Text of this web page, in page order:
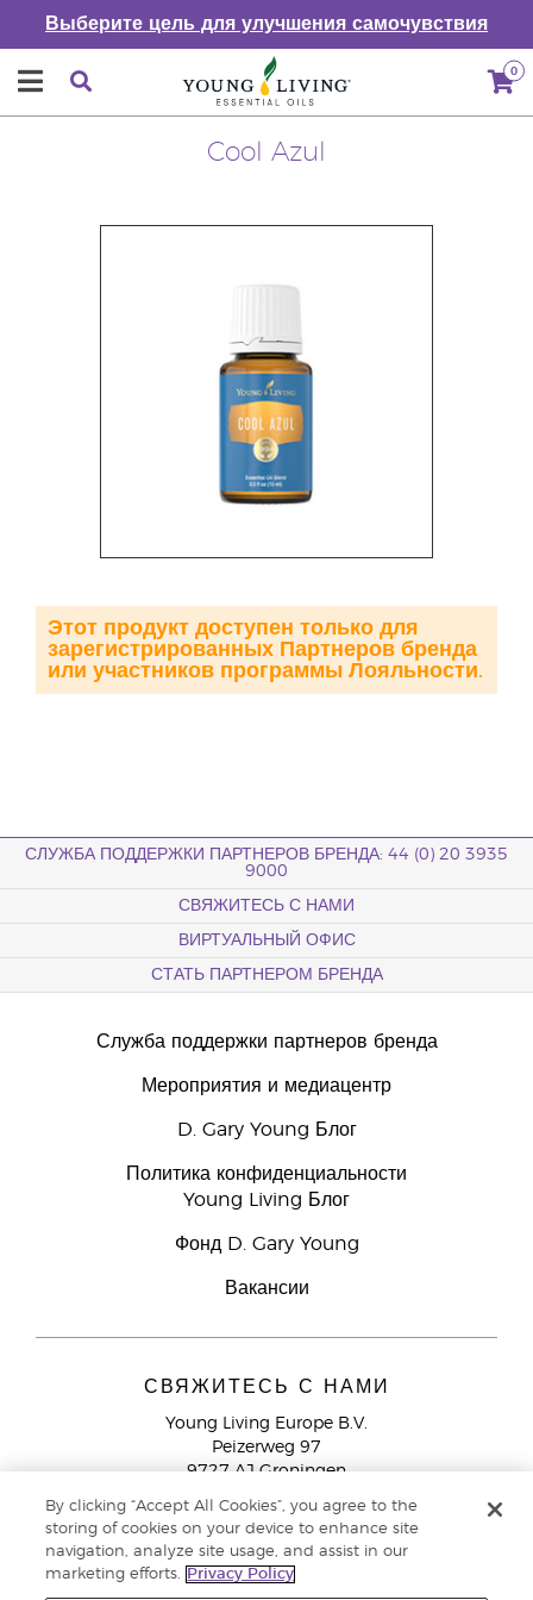
Выберите цель для улучшения самочувствия
0
Cool Azul
Этот продукт доступен только для
зарегистрированных Партнеров бренда
или участников программы Лояльности.
СЛУЖБА ПОДДЕРЖКИ ПАРТНЕРОВ БРЕНДА: 44 (0) 20 3935
9000
СВЯЖИТЕСЬ С НАМИ
ВИРТУАЛЬНЫЙ ОФИС
СТАТЬ ПАРТНЕРОМ БРЕНДА
Служба поддержки партнеров бренда
Мероприятия и медиацентр
D. Gary Young Блог
Политика конфиденциальности
Young Living Блог
Фонд D. Gary Young
Вакансии
СВЯЖИТЕСЬ С НАМИ
Young Living Europe B.V.
Peizerweg 97
9727 AJ Groningen
Netherlands
Служба поддержки партнеров бренда+44 (0) 20 3935
9000
By clicking “Accept All Cookies”, you agree to the
storing of cookies on your device to enhance site
navigation, analyze site usage, and assist in our
marketing efforts.
Privacy Policy